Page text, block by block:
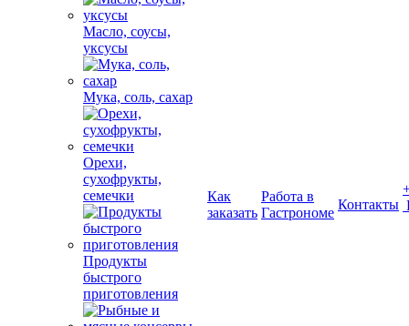
Масло, соусы,
уксусы
Мука, соль, сахар
Орехи,
сухофрукты,
семечки
Продукты
быстрого
приготовления
Как
заказать
Работа в
Гастрономе
Контакты